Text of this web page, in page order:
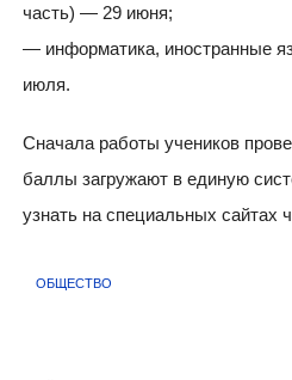
часть) — 29 июня;
— информатика, иностранные
июля.
Сначала работы учеников
баллы загружают в единую
узнать на специальных сайтах
ОБЩЕСТВО